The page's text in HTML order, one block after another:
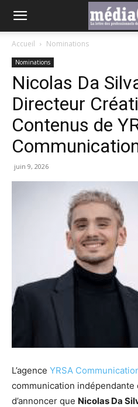
Accueil Nominations
Nominations
Nicolas Da
Directeur
Contenus de
juin 9, 2026
L’agence YRSA
communication
d’annoncer que Nicolas Da